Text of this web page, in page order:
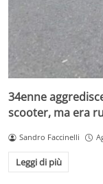
34enne
scooter, ma era
Sandro Faccinelli
Leggi di più